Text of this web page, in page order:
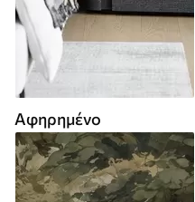
Αφηρημένο